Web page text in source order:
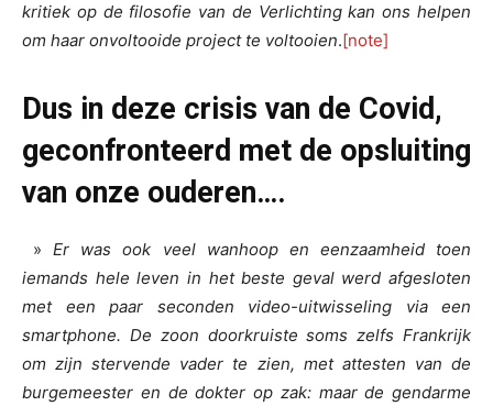
kritiek op de filosofie van de Verlichting kan ons helpen
om haar onvoltooide project te voltooien.[note]
Dus in deze crisis van de Covid,
geconfronteerd met de opsluiting
van onze ouderen….
»Er was ook veel wanhoop en eenzaamheid toen
iemands hele leven in het beste geval werd afgesloten
met een paar seconden video-uitwisseling via een
smartphone. De zoon doorkruiste soms zelfs Frankrijk
om zijn stervende vader te zien, met attesten van de
burgemeester en de dokter op zak: maar de gendarme